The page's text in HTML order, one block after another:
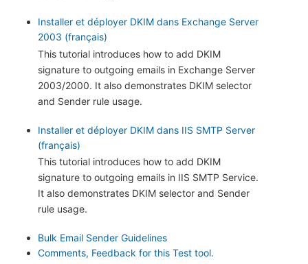
Installer et déployer DKIM dans Exchange Server
2003 (français)
This tutorial introduces how to add DKIM
signature to outgoing emails in Exchange Server
2003/2000. It also demonstrates DKIM selector
and Sender rule usage.
Installer et déployer DKIM dans IIS SMTP Server
(français)
This tutorial introduces how to add DKIM
signature to outgoing emails in IIS SMTP Service.
It also demonstrates DKIM selector and Sender
rule usage.
Bulk Email Sender Guidelines
Comments, Feedback for this Test tool.